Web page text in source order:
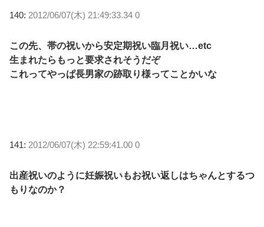
140: 2012/06/07(木) 21:49:33.34 0
この先、帯の祝いから安定期祝い臨月祝い…etc
生まれたらもっと要求されそうだぞ
これってやっぱ長男家の跡取り様ってことかいな
141: 2012/06/07(木) 22:59:41.00 0
出産祝いのように妊娠祝いもお祝い返しはちゃんとするつ
もりなのか？